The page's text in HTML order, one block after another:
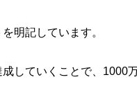
明記しています。
していくことで、1000